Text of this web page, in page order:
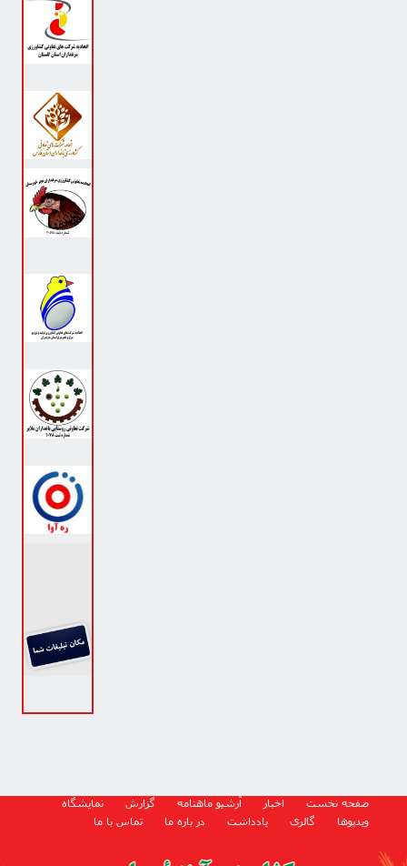
صفحه نخست اخبار آرشیو ماهنامه گزارش
نمایشگاه
ویدیوها
گالری یادداشت در باره ما تماس با ما